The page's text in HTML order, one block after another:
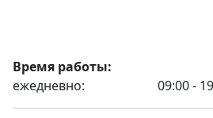
Время работы:
ежедневно:
09:00 -